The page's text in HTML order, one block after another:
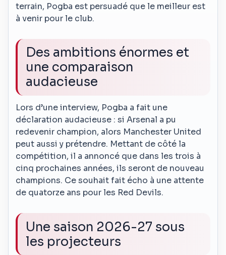
terrain, Pogba est persuadé que le meilleur est
à venir pour le club.
Des ambitions énormes et
une comparaison
audacieuse
Lors d’une interview, Pogba a fait une
déclaration audacieuse : si Arsenal a pu
redevenir champion, alors Manchester United
peut aussi y prétendre. Mettant de côté la
compétition, il a annoncé que dans les trois à
cinq prochaines années, ils seront de nouveau
champions. Ce souhait fait écho à une attente
de quatorze ans pour les Red Devils.
Une saison 2026-27 sous
les projecteurs